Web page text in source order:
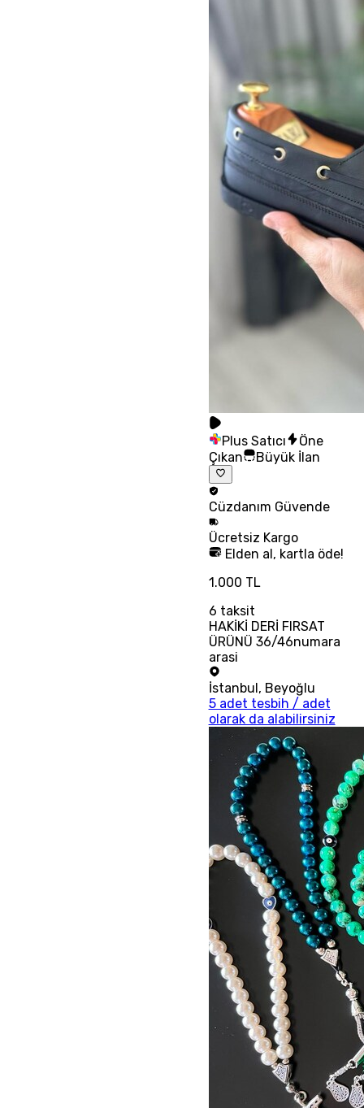
Plus Satıcı
Öne
Çıkan
Büyük İlan
Cüzdanım Güvende
Ücretsiz Kargo
Elden al, kartla öde!
1.000 TL
6 taksit
HAKİKİ DERİ FIRSAT
ÜRÜNÜ 36/46numara
arasi
İstanbul, Beyoğlu
5 adet tesbih / adet
olarak da alabilirsiniz